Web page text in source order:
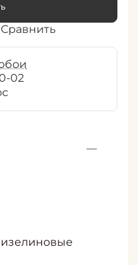
Сравнить
02